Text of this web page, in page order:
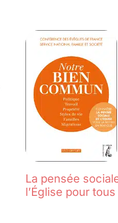
La pensée
l’Église pour tous